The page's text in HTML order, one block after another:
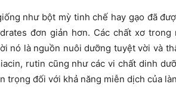
như bột mỳ tinh chế hay gạo đã
đơn giản hơn. Các chất xơ
nó là nguồn nuôi dưỡng tuyệt vời và
rutin cũng như các vi chất dinh
trọng đối với khả năng miễn dịch của